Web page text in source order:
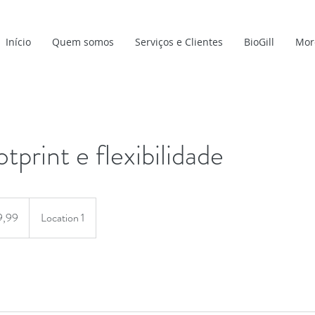
Início Quem somos Serviços e Clientes BioGill
e flexibilidade
Location 1